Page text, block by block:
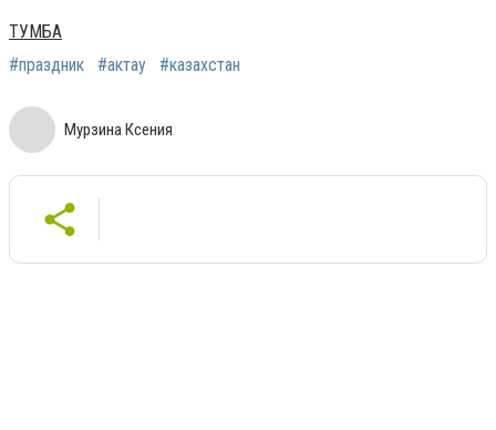
ТУМБА
#праздник
#актау #казахстан
Мурзина Ксения